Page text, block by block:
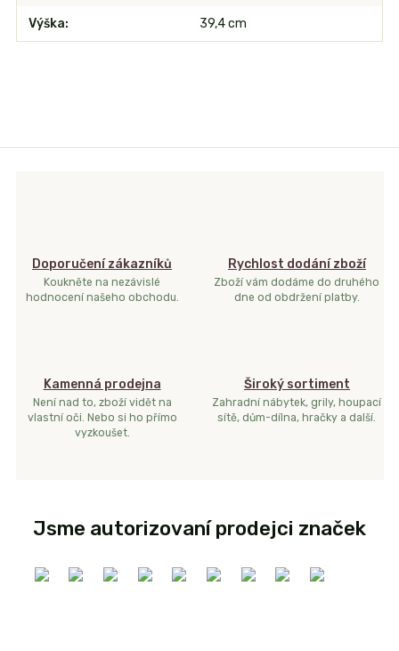
Výška 39,4 cm
Doporučení zákazníků
Koukněte na nezávislé
hodnocení našeho obchodu.
Rychlost dodání zboží
Zboží vám dodáme do druhého
dne od obdržení platby.
Kamenná prodejna
Není nad to, zboží vidět na
vlastní oči. Nebo si ho přímo
vyzkoušet.
Široký sortiment
Zahradní nábytek, grily, houpací
sítě, dům-dílna, hračky a další.
Jsme autorizovaní prodejci značek